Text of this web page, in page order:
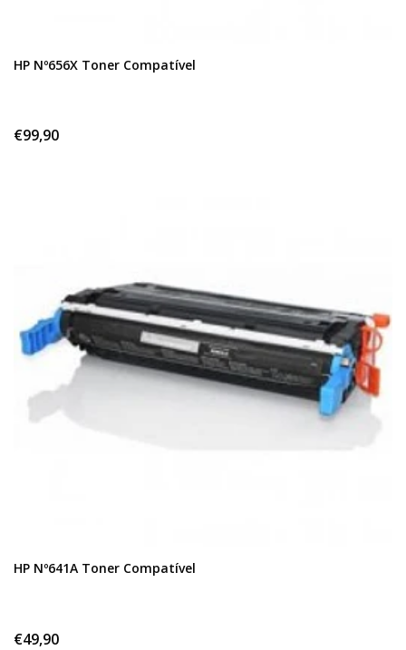
HP Nº656X Toner Compatível
€99,90
HP Nº641A Toner Compatível
€49,90